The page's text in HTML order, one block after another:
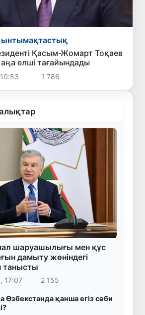
Қасым-Жомарт Тоқаев
елші тағайындады
1 786
шаруашылығы мен құс
дамыту жөніндегі
танысты
17:07 2 155
қанша егіз сәби